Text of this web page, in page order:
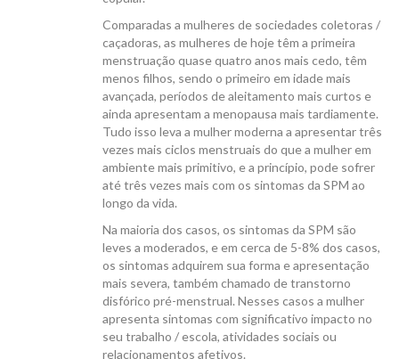
Comparadas a mulheres de sociedades coletoras /
caçadoras, as mulheres de hoje têm a primeira
menstruação quase quatro anos mais cedo, têm
menos filhos, sendo o primeiro em idade mais
avançada, períodos de aleitamento mais curtos e
ainda apresentam a menopausa mais tardiamente.
Tudo isso leva a mulher moderna a apresentar três
vezes mais ciclos menstruais do que a mulher em
ambiente mais primitivo, e a princípio, pode sofrer
até três vezes mais com os sintomas da SPM ao
longo da vida.
Na maioria dos casos, os sintomas da SPM são
leves a moderados, e em cerca de 5-8% dos casos,
os sintomas adquirem sua forma e apresentação
mais severa, também chamado de transtorno
disfórico pré-menstrual. Nesses casos a mulher
apresenta sintomas com significativo impacto no
seu trabalho / escola, atividades sociais ou
relacionamentos afetivos.